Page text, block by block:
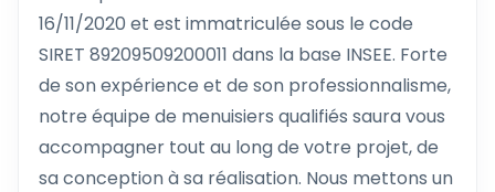
16/11/2020 et est immatriculée sous le code
SIRET 89209509200011 dans la base INSEE. Forte
de son expérience et de son professionnalisme,
notre équipe de menuisiers qualifiés saura vous
accompagner tout au long de votre projet, de
sa conception à sa réalisation. Nous mettons un